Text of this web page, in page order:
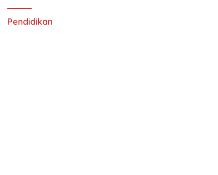
Pendidikan